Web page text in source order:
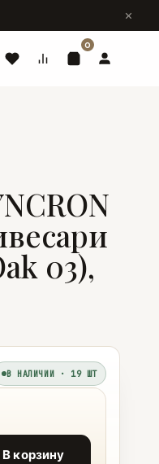
0
03),
В НАЛИЧИИ · 19 ШТ
В корзину